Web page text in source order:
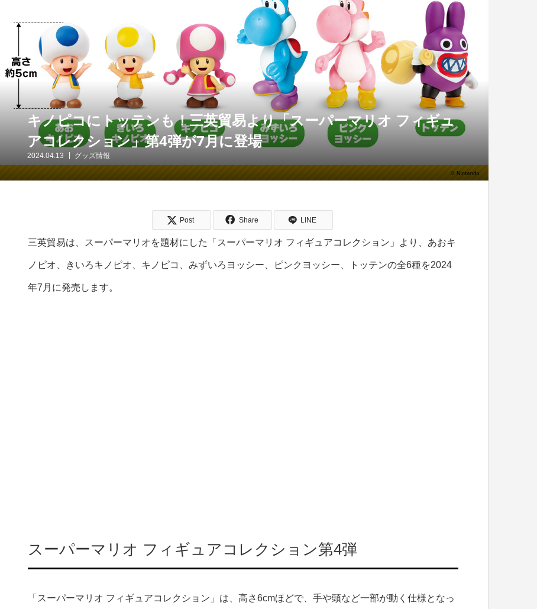
キノピコにトッテンも！三英貿易より「スーパーマリオ フィギュ
アコレクション」第4弾が7月に登場
2024.04.13 グッズ情報
Post Share LINE
三英貿易は、スーパーマリオを題材にした「スーパーマリオ フィギュアコレクション」より、あおキ
ノピオ、きいろキノピオ、キノピコ、みずいろヨッシー、ピンクヨッシー、トッテンの全6種を2024
年7月に発売します。
スーパーマリオ フィギュアコレクション第4弾
「スーパーマリオ フィギュアコレクション」は、高さ6cmほどで、手や頭など一部が動く仕様となっ